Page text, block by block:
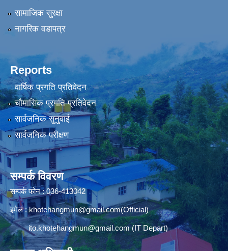
सामाजिक सुरक्षा
नागरिक वडापत्र
Reports
वार्षिक प्रगति प्रतिवेदन
चौमासिक प्रगति प्रतिवेदन
सार्वजनिक सुनुवाई
सार्वजनिक परीक्षण
सम्पर्क विवरण
सम्पर्क फोन : 036-413042
इमेल :khotehangmun@gmail.com(Official)
ito.khotehangmun@gmail.com(IT Depart)